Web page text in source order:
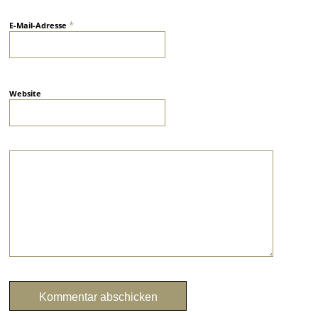
E-Mail-Adresse*
Website